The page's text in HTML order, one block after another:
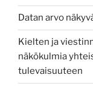
Datan arvo
Kielten ja
näkökulmia
tulevaisuuteen